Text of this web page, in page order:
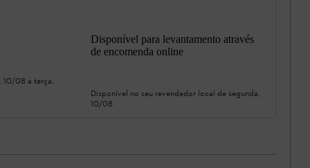
10/08 a terça,
Disponível para levantamento através
de encomenda online
Disponível no seu revendedor local de segunda,
10/08